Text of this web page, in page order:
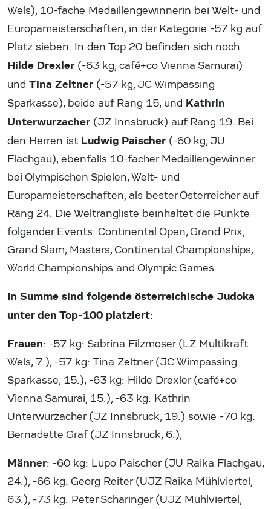
Wels), 10-fache Medaillengewinnerin bei Welt- und
Europameisterschaften, in der Kategorie -57 kg auf
Platz sieben. In den Top 20 befinden sich noch
Hilde Drexler (-63 kg, café+co Vienna Samurai)
und Tina Zeltner (-57 kg, JC Wimpassing
Sparkasse), beide auf Rang 15, und Kathrin
Unterwurzacher (JZ Innsbruck) auf Rang 19. Bei
den Herren ist Ludwig Paischer (-60 kg, JU
Flachgau), ebenfalls 10-facher Medaillengewinner
bei Olympischen Spielen, Welt- und
Europameisterschaften, als bester Österreicher auf
Rang 24. Die Weltrangliste beinhaltet die Punkte
folgender Events: Continental Open, Grand Prix,
Grand Slam, Masters, Continental Championships,
World Championships and Olympic Games.
In Summe sind folgende österreichische Judoka
unter den Top-100 platziert:
Frauen: -57 kg: Sabrina Filzmoser (LZ Multikraft
Wels, 7.), -57 kg: Tina Zeltner (JC Wimpassing
Sparkasse, 15.), -63 kg: Hilde Drexler (café+co
Vienna Samurai, 15.), -63 kg: Kathrin
Unterwurzacher (JZ Innsbruck, 19.) sowie -70 kg:
Bernadette Graf (JZ Innsbruck, 6.);
Männer: -60 kg: Lupo Paischer (JU Raika Flachgau,
24.), -66 kg: Georg Reiter (UJZ Raika Mühlviertel,
63.), -73 kg: Peter Scharinger (UJZ Mühlviertel,